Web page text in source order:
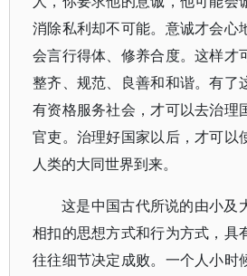
消除私利却不可能。意诚才会心
会言行得体、修养合度。这样才
整齐、规范、良善和和谐。有了
有资格服务社会，才可以去治理
官吏。治理好国家以后，才可以
人类的大同世界到来。
这是中国古代所说的由小及
相扣的思想方式和行为方式，具
往往细节决定成败。一个人小时